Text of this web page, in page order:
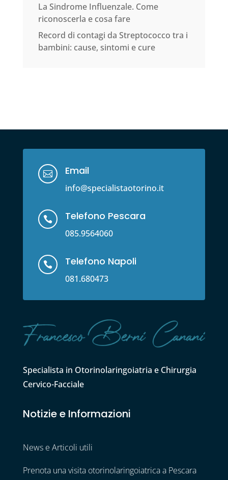
La Sindrome Influenzale. Come
riconoscerla e cosa fare
Record di contagi da Streptococco tra i
bambini: cause, sintomi e cure
 Email
info@specialistaotorino.it
 Telefono Pescara
085.9564060
 Telefono Napoli
081.680473
Specialista in Otorinolaringoiatria e Chirurgia
Cervico-Facciale
Notizie e Informazioni
News e Articoli utili
Prenota una visita otorinolaringoiatrica a Pescara